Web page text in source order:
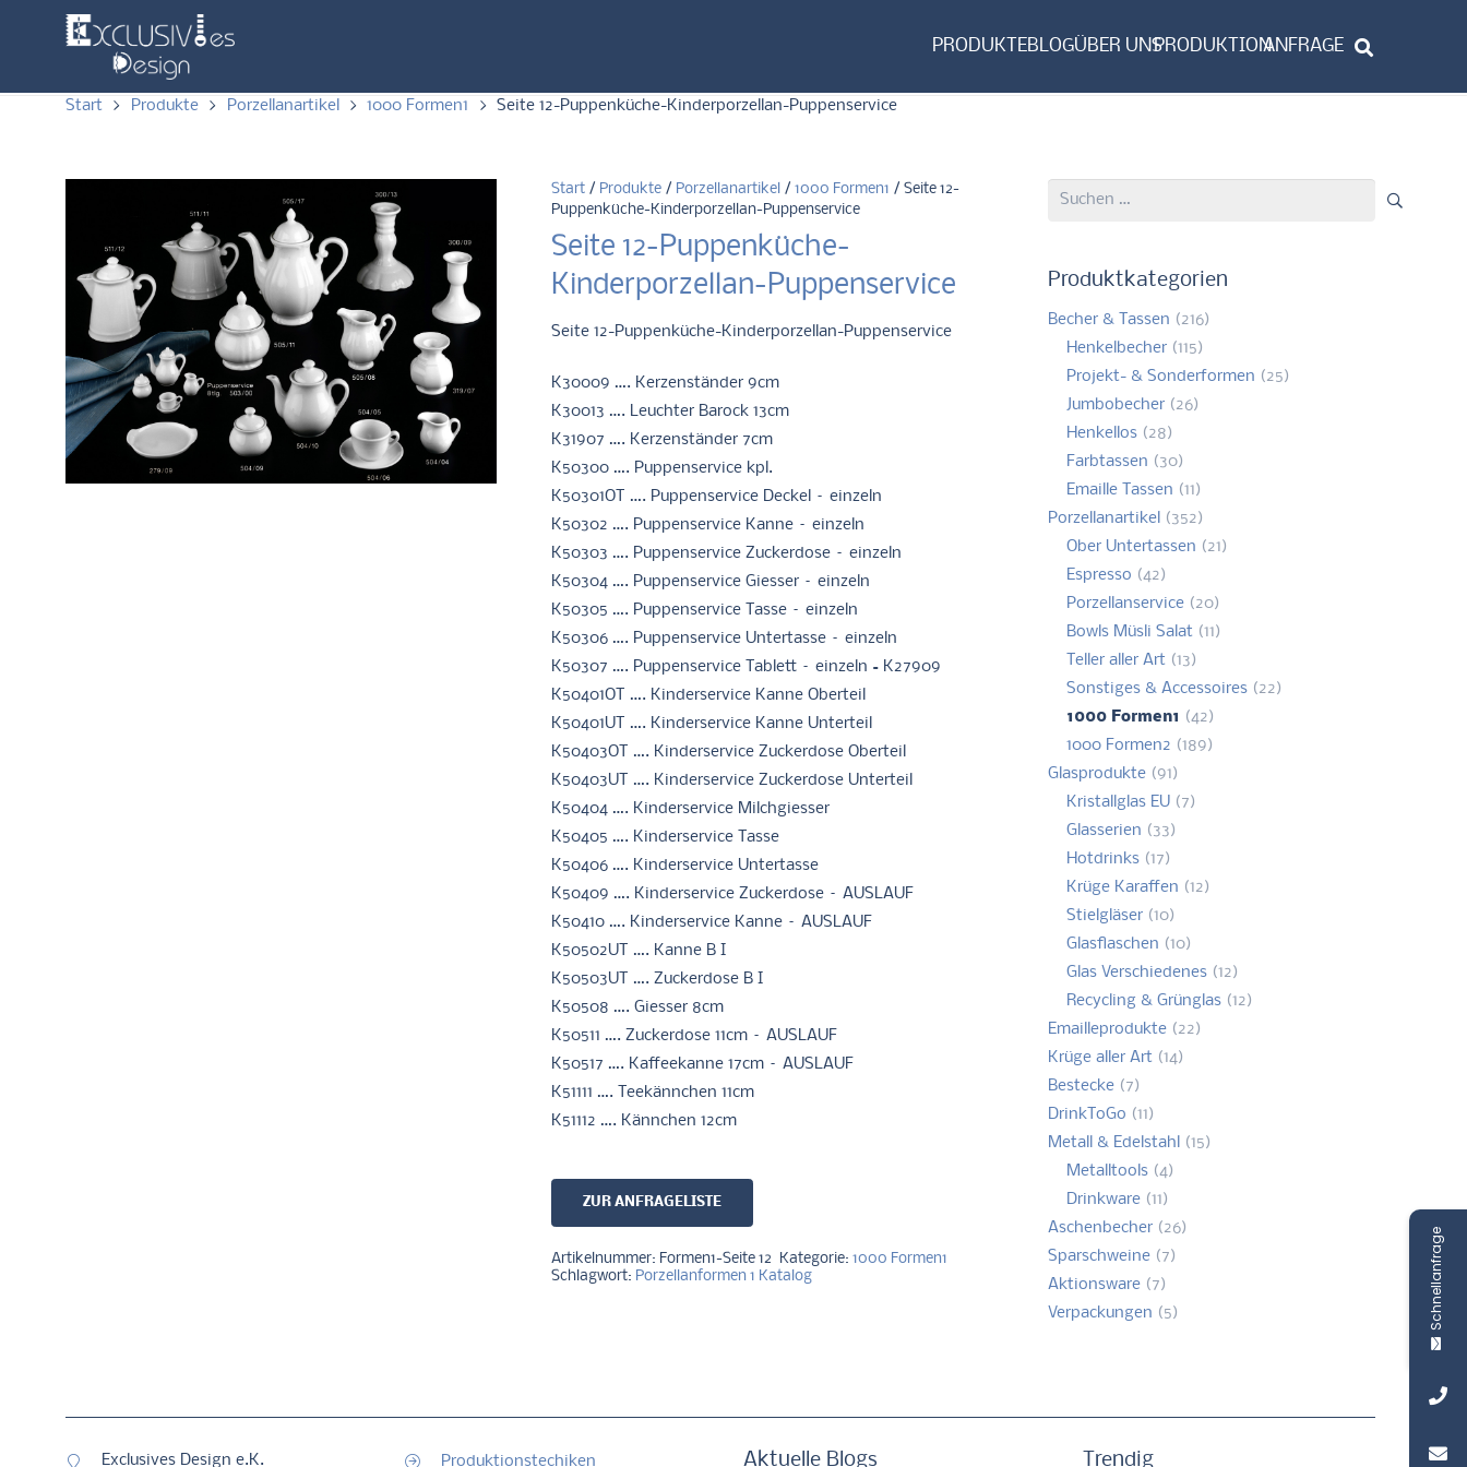
PRODUKTEBLOGÜBER UNSPRODUKTIONANFRAGE
Start > Produkte > Porzellanartikel > 1000 Formen1 > Seite 12-Puppenküche-Kinderporzellan-Puppenservice
Start / Produkte / Porzellanartikel /1000 Formen1 / Seite 12-
Puppenküche-Kinderporzellan-Puppenservice
Seite 12-Puppenküche-
Kinderporzellan-Puppenservice
Seite 12-Puppenküche-Kinderporzellan-Puppenservice
K30009 …. Kerzenständer 9cm
K30013 …. Leuchter Barock 13cm
K31907 …. Kerzenständer 7cm
K50300 …. Puppenservice kpl.
K50301OT …. Puppenservice Deckel – einzeln
K50302 …. Puppenservice Kanne – einzeln
K50303 …. Puppenservice Zuckerdose – einzeln
K50304 …. Puppenservice Giesser – einzeln
K50305 …. Puppenservice Tasse – einzeln
K50306 …. Puppenservice Untertasse – einzeln
K50307 …. Puppenservice Tablett – einzeln = K27909
K50401OT …. Kinderservice Kanne Oberteil
K50401UT …. Kinderservice Kanne Unterteil
K50403OT …. Kinderservice Zuckerdose Oberteil
K50403UT …. Kinderservice Zuckerdose Unterteil
K50404 …. Kinderservice Milchgiesser
K50405 …. Kinderservice Tasse
K50406 …. Kinderservice Untertasse
K50409 …. Kinderservice Zuckerdose – AUSLAUF
K50410 …. Kinderservice Kanne – AUSLAUF
K50502UT …. Kanne B I
K50503UT …. Zuckerdose B I
K50508 …. Giesser 8cm
K50511 …. Zuckerdose 11cm – AUSLAUF
K50517 …. Kaffeekanne 17cm – AUSLAUF
K51111 …. Teekännchen 11cm
K51112 …. Kännchen 12cm
ZUR ANFRAGELISTE
Artikelnummer: Formen1-Seite 12 Kategorie:1000 Formen1
Schlagwort: Porzellanformen 1 Katalog
Suchen
Produktkategorien
Becher & Tassen (216)
Henkelbecher (115)
Projekt- & Sonderformen (25)
Jumbobecher (26)
Henkellos (28)
Farbtassen (30)
Emaille Tassen (11)
Porzellanartikel (352)
Ober Untertassen (21)
Espresso (42)
Porzellanservice (20)
Bowls Müsli Salat (11)
Teller aller Art (13)
Sonstiges & Accessoires (22)
1000 Formen1 (42)
1000 Formen2 (189)
Glasprodukte (91)
Kristallglas EU (7)
Glasserien (33)
Hotdrinks (17)
Krüge Karaffen (12)
Stielgläser (10)
Glasflaschen (10)
Glas Verschiedenes (12)
Recycling & Grünglas (12)
Emailleprodukte (22)
Krüge aller Art (14)
Bestecke (7)
DrinkToGo (11)
Metall & Edelstahl
(15)
Metalltools (4)
Drinkware (11)
Aschenbecher (26)
Sparschweine (7)
Aktionsware (7)
Verpackungen (5)
Exclusives Design e.K.
Produktionstechiken
Aktuelle Blogs Trendig
Schnellanfrage